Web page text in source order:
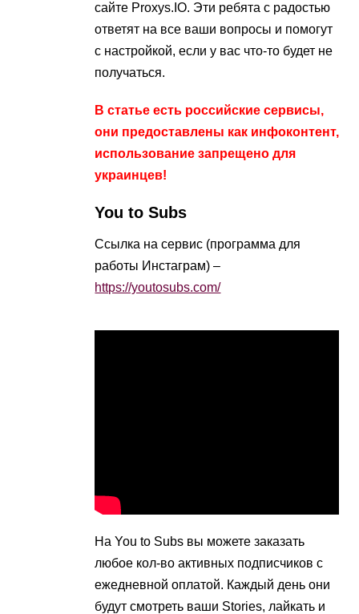
сайте Proxys.IO. Эти ребята с радостью
ответят на все ваши вопросы и помогут
с настройкой, если у вас что-то будет не
получаться.
В статье есть российские сервисы,
они предоставлены как инфоконтент,
использование запрещено для
украинцев!
You to Subs
Ссылка на сервис (программа для
работы Инстаграм) –
https://youtosubs.com/
На You to Subs вы можете заказать
любое кол-во активных подписчиков с
ежедневной оплатой. Каждый день они
будут смотреть ваши Stories, лайкать и